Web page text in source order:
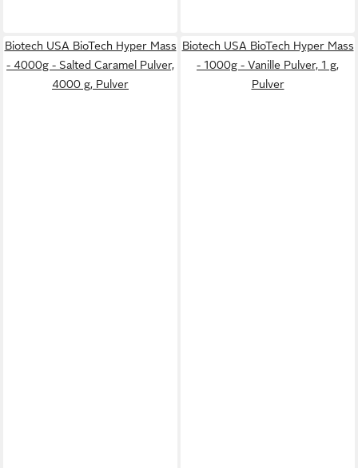
Biotech USA BioTech Hyper Mass
- 4000g - Salted Caramel Pulver,
4000 g, Pulver
Biotech USA BioTech Hyper Mass
- 1000g - Vanille Pulver, 1 g,
Pulver